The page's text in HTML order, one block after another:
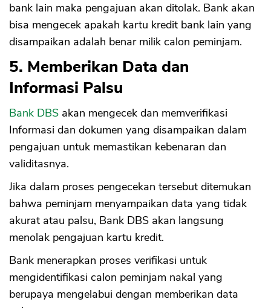
bank lain maka pengajuan akan ditolak. Bank akan
bisa mengecek apakah kartu kredit bank lain yang
disampaikan adalah benar milik calon peminjam.
5. Memberikan Data dan
Informasi Palsu
Bank DBS akan mengecek dan memverifikasi
Informasi dan dokumen yang disampaikan dalam
pengajuan untuk memastikan kebenaran dan
validitasnya.
Jika dalam proses pengecekan tersebut ditemukan
bahwa peminjam menyampaikan data yang tidak
akurat atau palsu, Bank DBS akan langsung
menolak pengajuan kartu kredit.
Bank menerapkan proses verifikasi untuk
mengidentifikasi calon peminjam nakal yang
berupaya mengelabui dengan memberikan data